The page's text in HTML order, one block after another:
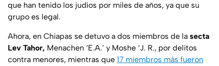
que han tenido los judíos por miles de años, ya que su
grupo es legal.
Ahora, en Chiapas se detuvo a dos miembros de la secta
Lev Tahor, Menachen ‘E.A.’ y Moshe ‘J. R., por delitos
contra menores, mientras que 17 miembros más fueron